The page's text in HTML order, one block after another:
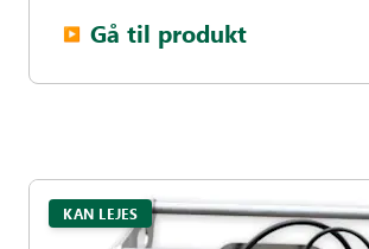
▶︎ Gå til produkt
KAN LEJES